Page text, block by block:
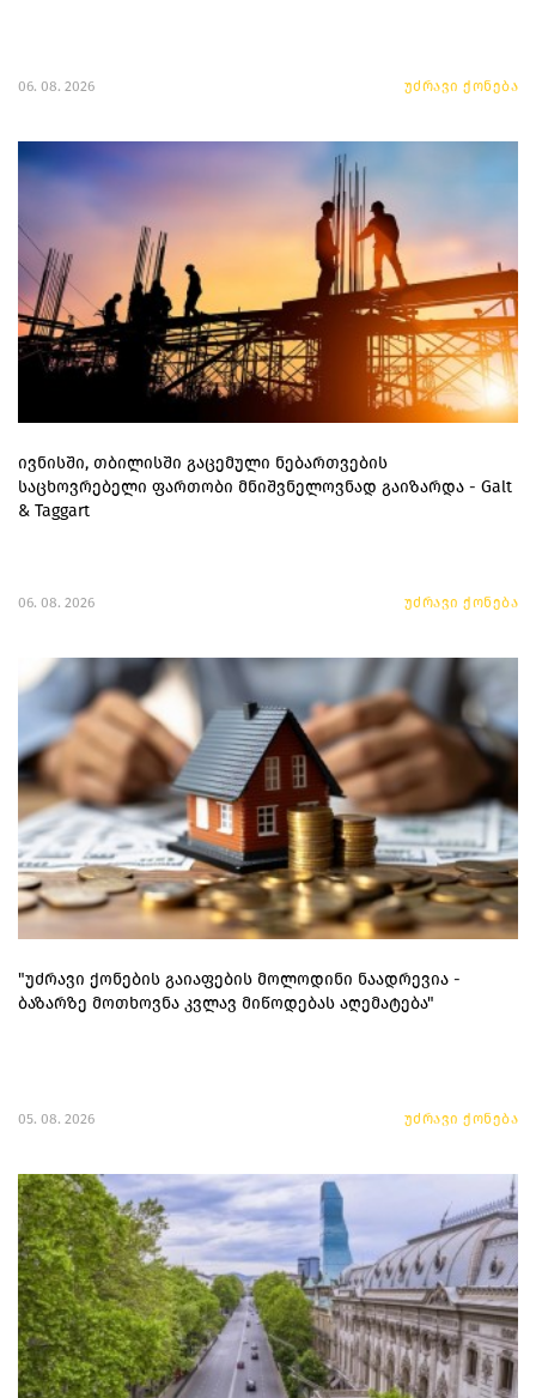
06. 08. 2026 უძრავი ქონება
ივნისში, თბილისში გაცემული ნებართვების
საცხოვრებელი ფართობი მნიშვნელოვნად გაიზარდა - Galt
& Taggart
06. 08. 2026 უძრავი ქონება
"უძრავი ქონების გაიაფების მოლოდინი ნაადრევია -
ბაზარზე მოთხოვნა კვლავ მიწოდებას აღემატება"
05. 08. 2026 უძრავი ქონება